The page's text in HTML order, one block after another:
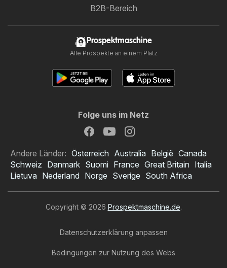
B2B-Bereich
Prospektmaschine
Alle Prospekte an einem Platz
Folge uns im Netz
Andere Länder: Österreich Australia België Canada
Schweiz Danmark Suomi France Great Britain Italia
Lietuva Nederland Norge Sverige South Africa
Copyright © 2026 Prospektmaschine.de.
Datenschutzerklärung anpassen
Bedingungen zur Nutzung des Webs